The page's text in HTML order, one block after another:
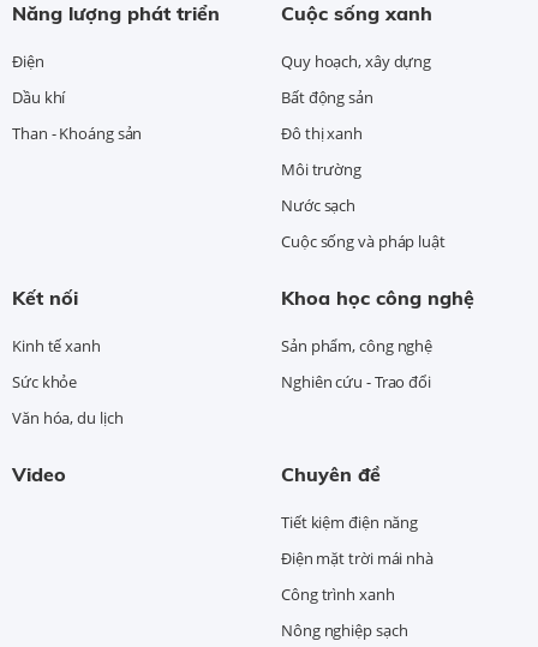
Năng lượng phát triển
Điện
Dầu khí
Than - Khoáng sản
Cuộc sống xanh
Quy hoạch, xây dựng
Bất động sản
Đô thị xanh
Môi trường
Nước sạch
Cuộc sống và pháp luật
Kết nối
Kinh tế xanh
Sức khỏe
Văn hóa, du lịch
Khoa học công nghệ
Sản phẩm, công nghệ
Nghiên cứu - Trao đổi
Video Chuyên đề
Tiết kiệm điện năng
Điện mặt trời mái nhà
Công trình xanh
Nông nghiệp sạch